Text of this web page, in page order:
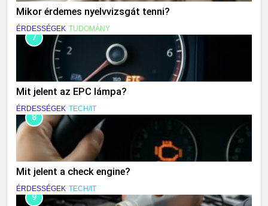
Mikor érdemes nyelvvizsgát tenni?
ÉRDESSÉGEK TUDOMÁNY
7
Mit jelent az EPC lámpa?
ÉRDESSÉGEK TECH/IT
8
Mit jelent a check engine?
ÉRDESSÉGEK TECH/IT
9